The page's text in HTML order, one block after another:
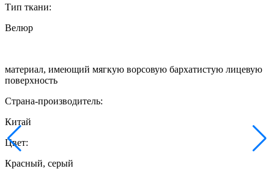
Тип ткани:
Велюр
материал, имеющий мягкую ворсовую бархатистую лицевую
поверхность
Страна-производитель:
Китай
Цвет:
Красный, серый